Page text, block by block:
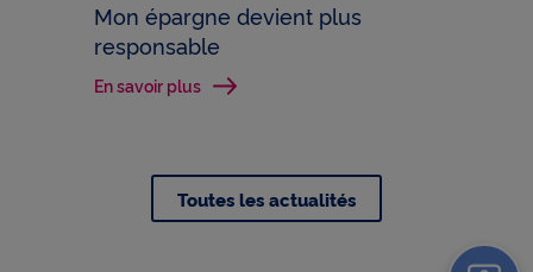
Mon épargne devient plus
responsable
En savoir plus
Toutes les actualités